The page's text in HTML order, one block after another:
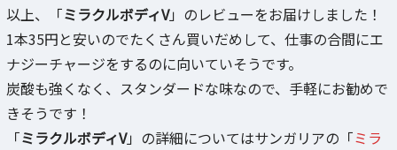
以上、「ミラクルボディV」のレビューをお届けしました！
1本35円と安いのでたくさん買いだめして、仕事の合間にエ
ナジーチャージをするのに向いていそうです。
炭酸も強くなく、スタンダードな味なので、手軽にお勧めで
きそうです！
「ミラクルボディV」の詳細についてはサンガリアの「ミラ